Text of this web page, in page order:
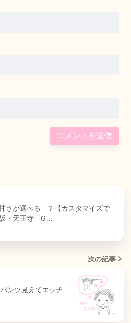
さが選べる！？【カスタマイズで
・天王寺「G…
次の記事
ンツ見えてエッチ